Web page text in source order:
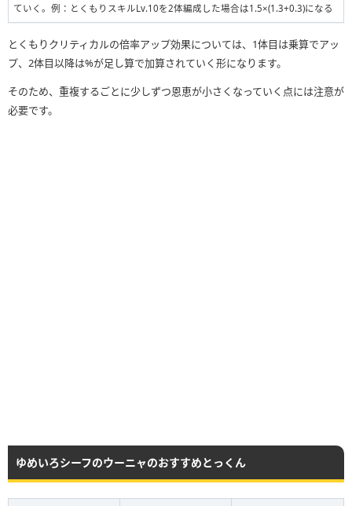
ていく。例：とくもりスキルLv.10を2体編成した場合は1.5×(1.3+0.3)になる
とくもりクリティカルの倍率アップ効果については、1体目は乗算でアッ
プ、2体目以降は%が足し算で加算されていく形になります。
そのため、重複するごとに少しずつ恩恵が小さくなっていく点には注意が
必要です。
ゆめいろシーフのウーニャのおすすめとっくん